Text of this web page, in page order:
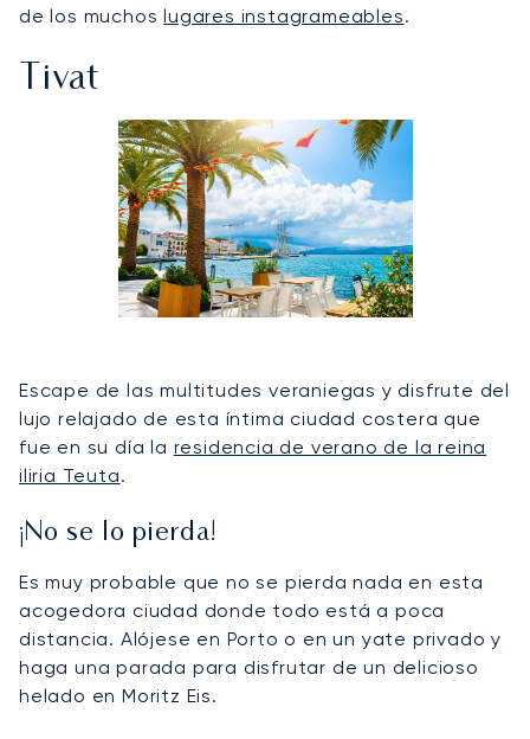
de los muchoslugares instagrameables.
Tivat
Escape de las multitudes veraniegas y disfrute del
lujo relajado de esta íntima ciudad costera que
fue en su día la residencia de verano de la reina
iliria Teuta.
¡No se lo pierda!
Es muy probable que no se pierda nada en esta
acogedora ciudad donde todo está a poca
distancia. Alójese en Porto o en un yate privado y
haga una parada para disfrutar de un delicioso
helado en Moritz Eis.